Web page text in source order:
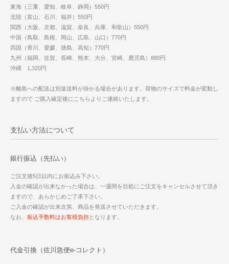
東海（三重、愛知、岐阜、静岡）550円
北陸（富山、石川、福井）550円
関西（大阪、京都、滋賀、奈良、兵庫、和歌山）550円
中国（鳥取、島根、岡山、広島、山口）770円
四国（香川、愛媛、徳島、高知）770円
九州（福岡、佐賀、長崎、熊本、大分、宮崎、鹿児島）880円
沖縄 1,320円
※離島への配送は別途送料が掛かる場合があります。荷物のサイズで料金が変動し
ますので ご購入確定後にこちらよりご連絡いたします。
支払い方法について
銀行振込（先払い）
ご注文後5日以内にお振込み下さい。
入金の確認が出来なかった場合は、一週間を目処にご注文をキャンセルさせて頂き
ますので、あらかじめご了承下さい。
ご入金の確認が出来次第、商品を発送させていただきます。
なお、 振込手数料はお客様負担 となります。
代金引換（佐川急便e-コレクト）